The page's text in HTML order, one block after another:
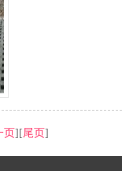
到各项要求标
页][尾页]